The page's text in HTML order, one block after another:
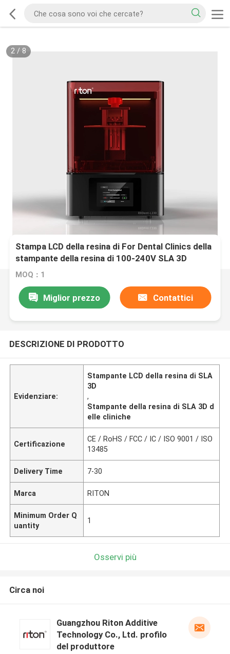
2/ 8
Stampa LCD della resina di For Dental Clinics della
stampante della resina di 100-240V SLA 3D
MOQ：1
Miglior prezzo Contattici
DESCRIZIONE DI PRODOTTO
Evidenziare:
Stampante LCD della resina di SLA
3D
,
Stampante della resina di SLA 3D d
elle cliniche
Certificazione
CE / RoHS / FCC / IC / ISO 9001 / ISO
13485
Delivery Time 7-30
Marca RITON
Minimum Order Q
uantity
1
Osservi più
Circa noi
Guangzhou Riton Additive
Technology Co., Ltd. profilo
del produttore